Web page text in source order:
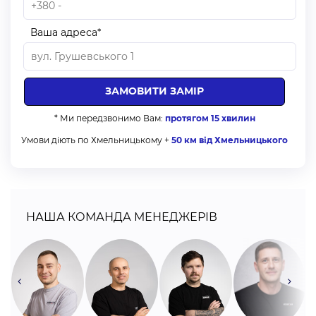
перекривалися в повністю опущеному стані,
габаритну висоту потрібно вказувати точно. Смуги
налаштовуються, щоб в повністю опущеному стані
тканина знаходилася в положенні “ніч”.
Додатково потрібно вказати тип кріплення: на стіну чи
на стелю. Від цього параметра залежить
налаштування перекривання смуг в повністю
опущеному стані.
габаритна ширина виробу. Від нього потрібно відняти
габарит системи, яку обрали (дані в технічних
таблицях).
Габаритна висота виробу дорівнює висоті віконного
отвору.
Ваша адреса*
* Ми передзвонимо Вам: протягом 15 хвилин
Умови діють по Хмельницькому + 50 км від Хмельницького
НАША КОМАНДА МЕНЕДЖЕРІВ